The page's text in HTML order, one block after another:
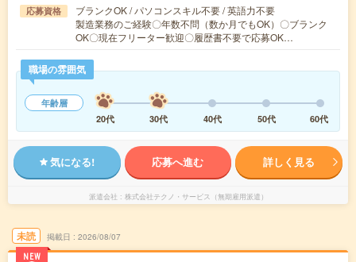
応募資格
ブランクOK / パソコンスキル不要 / 英語力不要
製造業務のご経験〇年数不問（数か月でもOK）〇ブランク
OK〇現在フリーター歓迎〇履歴書不要で応募OK…
職場の雰囲気
年齢層
20代
30代 40代 50代 60代
気になる! 応募へ進む 詳しく見る
派遣会社 株式会社テクノ・サービス（無期雇用派遣）
未読
NEW
掲載日 2026/08/07